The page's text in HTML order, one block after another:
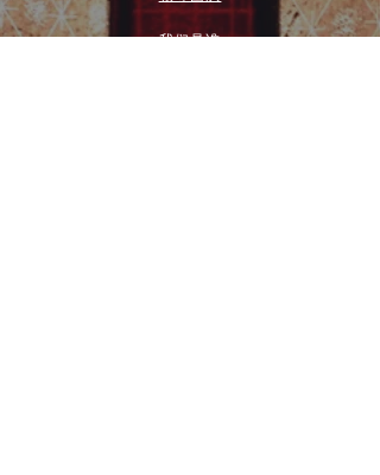
我们是谁